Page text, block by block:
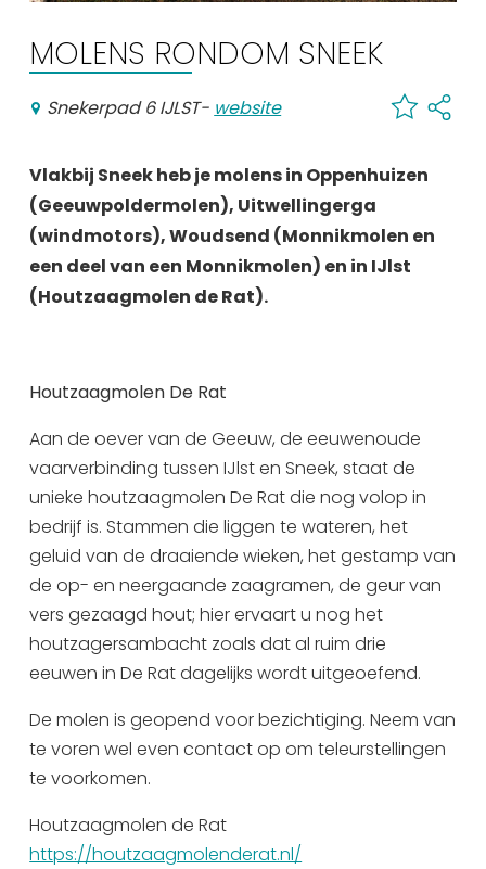
De Friese meren
Routes
Veel bezochte pagina's:
Uitgaan in Sneek
Citygame Escapegame Sneek
Webcams
De leukste routes
Interactieve plattegrond van Sneek
Winkelen in Sneek
Bootverhuur
MOLENS RONDOM SNEEK
Snekerpad 6 IJLST- website
Vlakbij Sneek heb je molens in Oppenhuizen
(Geeuwpoldermolen), Uitwellingerga
(windmotors), Woudsend (Monnikmolen en
een deel van een Monnikmolen) en in IJlst
(Houtzaagmolen de Rat).
Houtzaagmolen De Rat
Aan de oever van de Geeuw, de eeuwenoude
vaarverbinding tussen IJlst en Sneek, staat de
unieke houtzaagmolen De Rat die nog volop in
bedrijf is. Stammen die liggen te wateren, het
geluid van de draaiende wieken, het gestamp van
de op- en neergaande zaagramen, de geur van
vers gezaagd hout; hier ervaart u nog het
houtzagersambacht zoals dat al ruim drie
eeuwen in De Rat dagelijks wordt uitgeoefend.
De molen is geopend voor bezichtiging. Neem van
te voren wel even contact op om teleurstellingen
te voorkomen.
Houtzaagmolen de Rat
https://houtzaagmolenderat.nl/